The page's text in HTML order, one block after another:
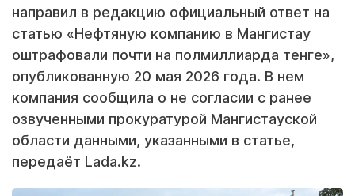
направил в редакцию официальный ответ на
статью «Нефтяную компанию в Мангистау
оштрафовали почти на полмиллиарда тенге»,
опубликованную 20 мая 2026 года. В нем
компания сообщила о не согласии с ранее
озвученными прокуратурой Мангистауской
области данными, указанными в статье,
передаёт Lada.kz.